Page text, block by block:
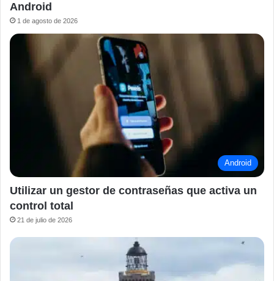
Android
1 de agosto de 2026
Android
Utilizar un gestor de contraseñas que activa un
control total
21 de julio de 2026